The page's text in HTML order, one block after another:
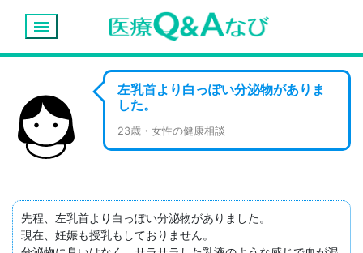
menu
左乳首より白っぽい分泌物がありま
した。
23歳・女性の健康相談
先程、左乳首より白っぽい分泌物がありました。
現在、妊娠も授乳もしておりません。